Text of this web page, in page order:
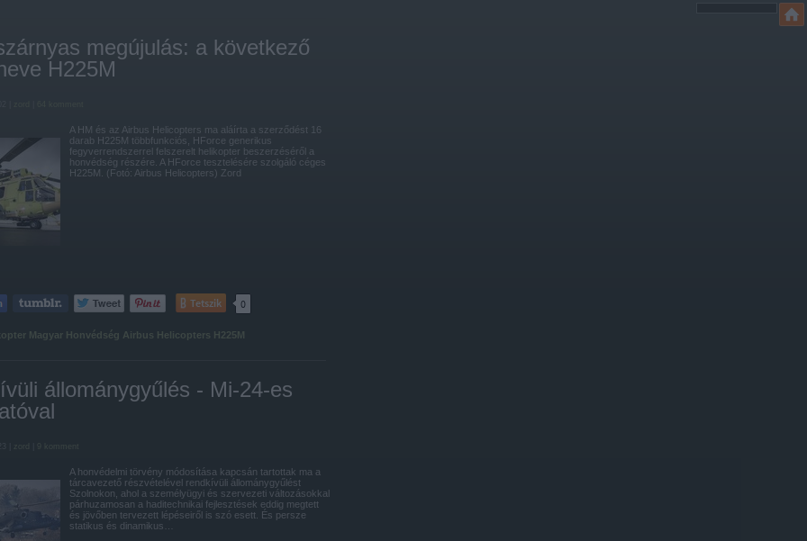
megújulás: a következő
H225M
A HM és az Airbus Helicopters ma aláírta a szerződést 16
darab H225M többfunkciós, HForce generikus
fegyverrendszerrel felszerelt helikopter beszerzéséről a
honvédség részére. A HForce tesztelésére szolgáló céges
H225M. (Fotó: Airbus Helicopters) Zord
Tetszik 0
Magyar Honvédség Airbus Helicopters H225M
állománygyűlés - Mi-24-es
zord
A honvédelmi törvény módosítása kapcsán tartottak ma a
tárcavezető részvételével rendkívüli állománygyűlést
Szolnokon, ahol a személyügyi és szervezeti változásokkal
párhuzamosan a haditechnikai fejlesztések eddig megtett
és jövőben tervezett lépéseiről is szó esett. És persze
statikus és dinamikus…